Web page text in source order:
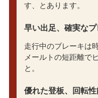
す、とあります。
早い出足、確実なプ
走行中のブレーキは
メールトの短距離で
と。
優れた登板、回転性